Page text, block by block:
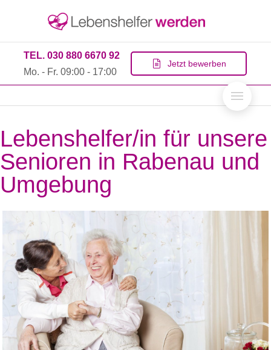
TEL. 030 880 6670 92
Mo. - Fr. 09:00 - 17:00
Jetzt bewerben
Lebenshelfer/in für unsere
Senioren in Rabenau und
Umgebung